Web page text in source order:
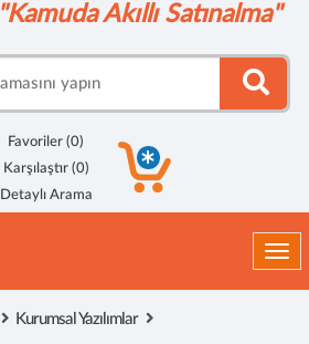
"Kamuda Akıllı Satınalma"
Favoriler(0)
Karşılaştır (0)
Detaylı Arama
Kurumsal Yazılımlar